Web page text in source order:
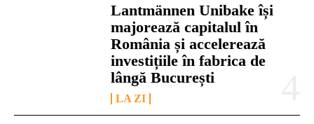
Lantmännen Unibake își
majorează capitalul în
România și accelerează
investițiile în fabrica de
lângă București
LA ZI